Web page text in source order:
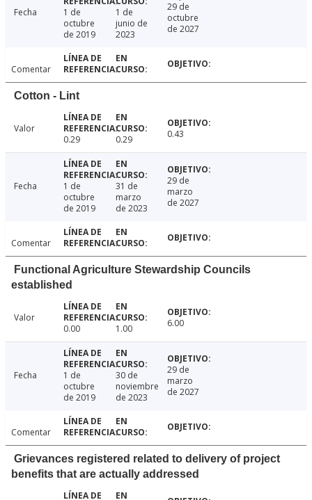
Fecha
1 de
octubre
de 2019
1 de
junio de
2023
29 de
octubre
de 2027
Comentar
Cotton - Lint
Valor
0.29
0.29 0.43
Fecha
1 de
octubre
de 2019
31 de
marzo
de 2023
29 de
marzo
de 2027
Comentar
Functional Agriculture Stewardship Councils
established
Valor
0.00
1.00 6.00
Fecha
1 de
octubre
de 2019
30 de
noviembre
de 2023
29 de
marzo
de 2027
Comentar
Grievances registered related to delivery of project
benefits that are actually addressed